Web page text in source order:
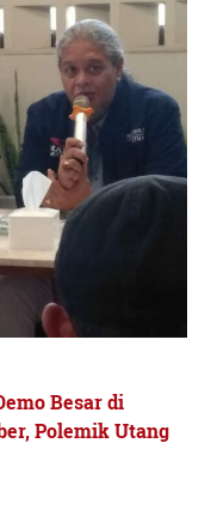
Besar di
Polemik Utang